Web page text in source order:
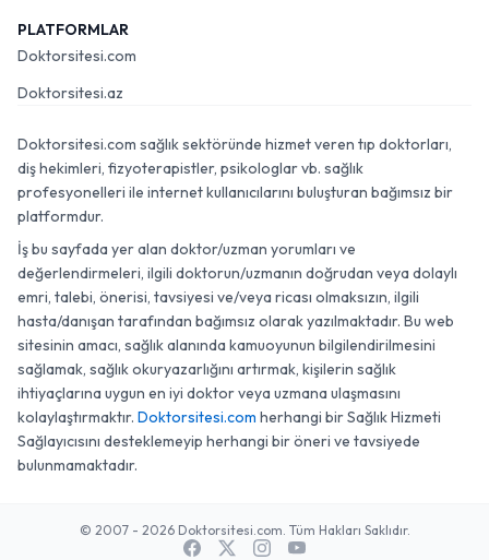
PLATFORMLAR
Doktorsitesi.com
Doktorsitesi.az
Doktorsitesi.com sağlık sektöründe hizmet veren tıp doktorları,
diş hekimleri, fizyoterapistler, psikologlar vb. sağlık
profesyonelleri ile internet kullanıcılarını buluşturan bağımsız bir
platformdur.
İş bu sayfada yer alan doktor/uzman yorumları ve
değerlendirmeleri, ilgili doktorun/uzmanın doğrudan veya dolaylı
emri, talebi, önerisi, tavsiyesi ve/veya ricası olmaksızın, ilgili
hasta/danışan tarafından bağımsız olarak yazılmaktadır. Bu web
sitesinin amacı, sağlık alanında kamuoyunun bilgilendirilmesini
sağlamak, sağlık okuryazarlığını artırmak, kişilerin sağlık
ihtiyaçlarına uygun en iyi doktor veya uzmana ulaşmasını
kolaylaştırmaktır. Doktorsitesi.com herhangi bir Sağlık Hizmeti
Sağlayıcısını desteklemeyip herhangi bir öneri ve tavsiyede
bulunmamaktadır.
© 2007 - 2026 Doktorsitesi.com. Tüm Hakları Saklıdır.